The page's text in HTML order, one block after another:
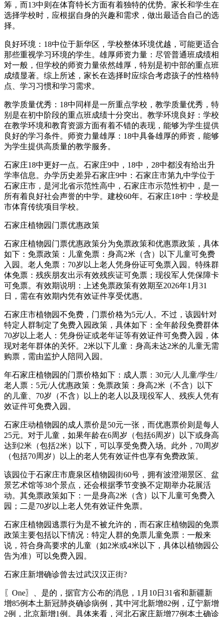
筹，而13中则在体育特长方面有着独特的优势。家长和学生在
选择学校时，应根据自身的兴趣和需求，做出最适合自己的选
择。
良好环境：18中位于新华区，学校整体环境优越，可能更适合
那些重视学习环境的学生。雄厚师资力量：尽管普通班成绩相
对一般，但学校的师资力量依然雄厚，特别是初中部的重点班
成绩显著。综上所述，家长在选择时应综合考虑孩子的性格特
点、学习习惯和学习需求。
教学质量优秀：18中同样是一所重点学校，教学质量优秀，特
别是在初中阶段的重点班成绩十分突出。教学环境良好：学校
在教学环境和教育资源方面有着不错的表现，能够为学生提供
良好的学习条件。师资力量雄厚：18中具备雄厚的师资，能够
为学生提供高质量的教学服务。
石家庄18中更好一点。石家庄9中，18中，28中都没有给出升
学率信息。办学历史差异石家庄9中：石家庄市第九中学位于
石家庄市，是河北省示范性高中，石家庄市示范性初中，是一
所有着良好社会声誉的中学。建校60年。石家庄18中：学校是
市体育传统项目学校。
石家庄植物园门票优惠政策
石家庄植物园门票优惠政策分为免票政策和优惠票政策，具体
如下：免票政策：儿童免票：身高2米（含）以下儿童可免费
入园。老人免票：70岁以上老人凭身份证可免票入园。特殊群
体免票：残疾朋友出示有效残疾证可免票；现役军人凭保障卡
可免票。有效期说明：上述免票政策有效期至2026年1月31
日，需在有效期内凭有效证件享受优惠。
石家庄市植物园不免费，门票价格为5元/人。不过，该园针对
特定人群制定了免费入园政策，具体如下：全年龄段免费群体
70岁以上老人：凭身份证或老年证等有效证件可免费入园，体
现对老年群体的关怀。2米以下儿童：身高未达2米的儿童无需
购票，需由监护人陪同入园。
年石家庄植物园的门票价格如下：成人票：30元/人儿童/学生/
老人票：5元/人优惠政策：免票政策：身高2米（不含）以下
的儿童、70岁（不含）以上的老人以及现役军人、残疾人凭有
效证件可免费入园。
石家庄动植物园的成人票价是50元一张，而优惠票价则是每人
25元。对于儿童，如果年龄在6周岁（包括6周岁）以下或身高
达到2米（包括2米）以下，可以享受免费入场。此外，70周岁
（包括70周岁）以上的老人凭有效证件也享有免费政策。
该园位于石家庄市鹿泉区植物园街60号，拥有波澄湖景区、盆
景艺术馆等38个景点，还会根据季节变换不定期举办花展活
动。其免票政策如下：一是身高2米（含）以下儿童可免费入
园；二是70岁以上老人凭有效证件免票。
石家庄植物园逃票行为是不被允许的，而石家庄植物园的免票
政策主要包括以下情况：特定人群的免票儿童免票：一般来
说，符合身高要求的儿童（如2米或4米以下，具体以植物园公
告为准）可以免费入园。
石家庄新增确诊曾去过武汉汉正街?
〖One〗、是的，据官方公布的消息，1月10日31省和新疆新
增85例本土新冠肺炎确诊病例，其中河北新增82例，辽宁新增
2例，北京新增1例。具体来看，河北石家庄新增77例本土确诊